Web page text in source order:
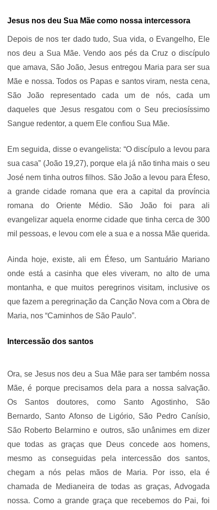
Jesus nos deu Sua Mãe como nossa intercessora
Depois de nos ter dado tudo, Sua vida, o Evangelho, Ele
nos deu a Sua Mãe. Vendo aos pés da Cruz o discípulo
que amava, São João, Jesus entregou Maria para ser sua
Mãe e nossa. Todos os Papas e santos viram, nesta cena,
São João representado cada um de nós, cada um
daqueles que Jesus resgatou com o Seu preciosíssimo
Sangue redentor, a quem Ele confiou Sua Mãe.
Em seguida, disse o evangelista: “O discípulo a levou para
sua casa” (João 19,27), porque ela já não tinha mais o seu
José nem tinha outros filhos. São João a levou para Éfeso,
a grande cidade romana que era a capital da província
romana do Oriente Médio. São João foi para ali
evangelizar aquela enorme cidade que tinha cerca de 300
mil pessoas, e levou com ele a sua e a nossa Mãe querida.
Ainda hoje, existe, ali em Éfeso, um Santuário Mariano
onde está a casinha que eles viveram, no alto de uma
montanha, e que muitos peregrinos visitam, inclusive os
que fazem a peregrinação da Canção Nova com a Obra de
Maria, nos “Caminhos de São Paulo”.
Intercessão dos santos
Ora, se Jesus nos deu a Sua Mãe para ser também nossa
Mãe, é porque precisamos dela para a nossa salvação.
Os Santos doutores, como Santo Agostinho, São
Bernardo, Santo Afonso de Ligório, São Pedro Canísio,
São Roberto Belarmino e outros, são unânimes em dizer
que todas as graças que Deus concede aos homens,
mesmo as conseguidas pela intercessão dos santos,
chegam a nós pelas mãos de Maria. Por isso, ela é
chamada de Medianeira de todas as graças, Advogada
nossa. Como a grande graça que recebemos do Pai, foi